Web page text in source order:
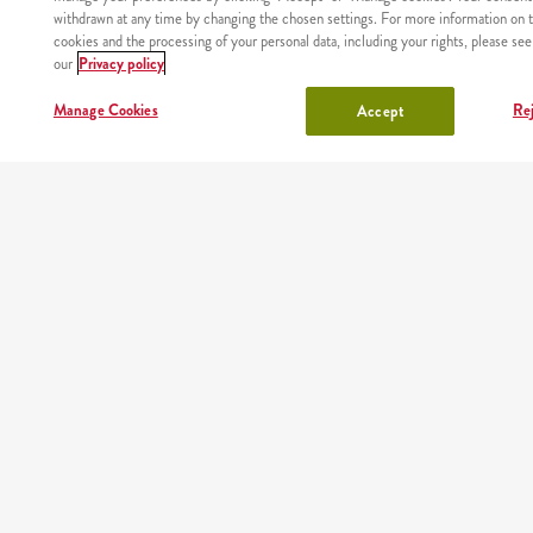
withdrawn at any time by changing the chosen settings. For more information on
cookies and the processing of your personal data, including your rights, please see
our Privacy policy
Manage Cookies Accept